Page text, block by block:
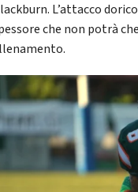
L’attacco
che non potrà